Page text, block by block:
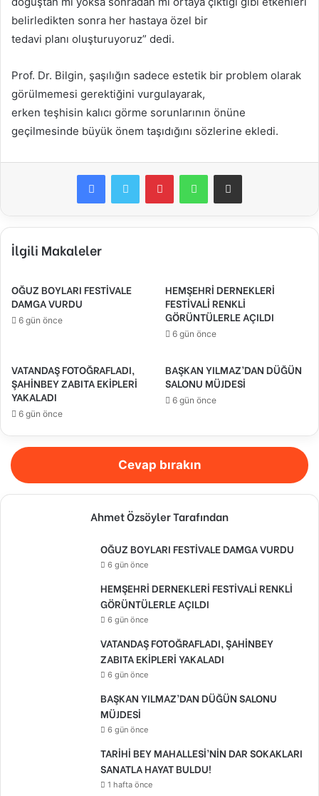
belirledikten sonra her hastaya özel bir
tedavi planı oluşturuyoruz” dedi.
Prof. Dr. Bilgin, şaşılığın sadece estetik bir problem olarak
görülmemesi gerektiğini vurgulayarak,
erken teşhisin kalıcı görme sorunlarının önüne
geçilmesinde büyük önem taşıdığını sözlerine ekledi.
FacebookTwitter PinterestWhatsAppE-Posta ile paylaş
İlgili Makaleler
OĞUZ BOYLARI FESTİVALE
DAMGA VURDU
6 gün önce
HEMŞEHRİ DERNEKLERİ
FESTİVALİ RENKLİ
GÖRÜNTÜLERLE AÇILDI
6 gün önce
VATANDAŞ FOTOĞRAFLADI,
ŞAHİNBEY ZABITA EKİPLERİ
YAKALADI
6 gün önce
BAŞKAN YILMAZ’DAN DÜĞÜN
SALONU MÜJDESİ
6 gün önce
Cevap bırakın
Ahmet Özsöyler Tarafından
OĞUZ BOYLARI FESTİVALE DAMGA VURDU
6 gün önce
HEMŞEHRİ DERNEKLERİ FESTİVALİ RENKLİ
GÖRÜNTÜLERLE AÇILDI
6 gün önce
VATANDAŞ FOTOĞRAFLADI, ŞAHİNBEY
ZABITA EKİPLERİ YAKALADI
6 gün önce
BAŞKAN YILMAZ’DAN DÜĞÜN SALONU
MÜJDESİ
6 gün önce
TARİHİ BEY MAHALLESİ’NİN DAR SOKAKLARI
SANATLA HAYAT BULDU!
1 hafta önce